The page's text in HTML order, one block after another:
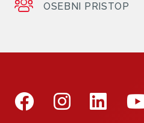
OSEBNI PRISTOP